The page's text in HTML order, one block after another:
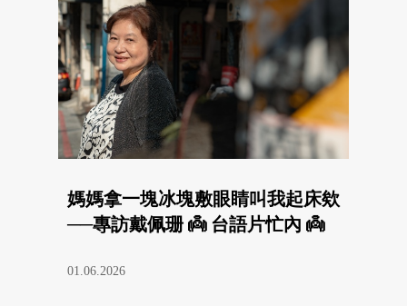
媽媽拿一塊冰塊敷眼睛叫我起床欸
──專訪戴佩珊 👼 台語片忙內 👼
01.06.2026